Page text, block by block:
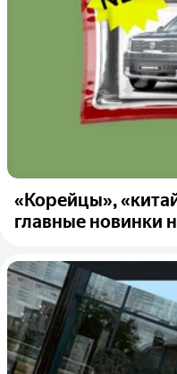
«Корейцы»,
главные новинки